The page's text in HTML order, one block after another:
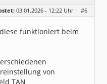
PIN scheint g
03.01.2026 - 12:22 Uhr · #6
funktioniert beim
von
TAN